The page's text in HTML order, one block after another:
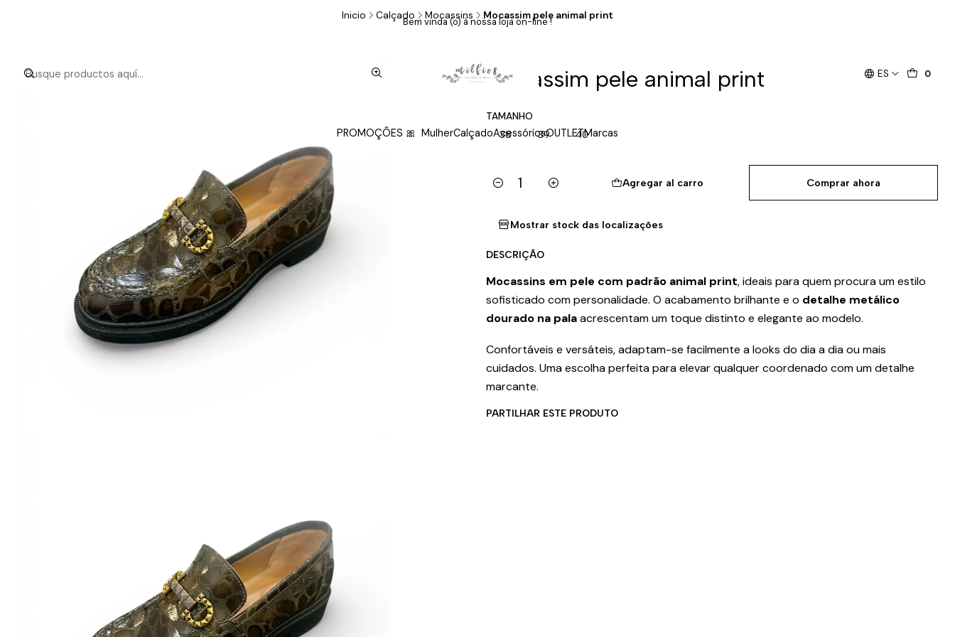
ES 0
PROMOÇÕES 🎀 MulherCalçadoAcessóriosOUTLETMarcas
Bem vinda (o) à nossa loja on-line !
Inicio Calçado Mocassins Mocassim pele animal print
Mocassim pele animal print
TAMANHO
38 39 40
Cantidad
Agregar al carro Comprar ahora
Mostrar stock das localizações
DESCRIÇÃO
Mocassins em pele com padrão animal print, ideais para quem procura um estilo
sofisticado com personalidade. O acabamento brilhante e o detalhe metálico
dourado na palaacrescentam um toque distinto e elegante ao modelo.
Confortáveis e versáteis, adaptam-se facilmente a looks do dia a dia ou mais
cuidados. Uma escolha perfeita para elevar qualquer coordenado com um detalhe
marcante.
PARTILHAR ESTE PRODUTO